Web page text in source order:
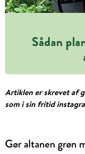
Sådan
Artiklen er skrevet af
som i sin fritid
Gør altanen grøn